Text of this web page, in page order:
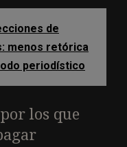
de
menos retórica
periodístico
los que